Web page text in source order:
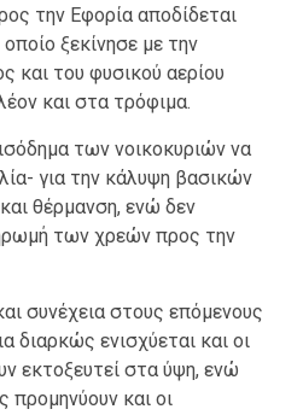
την Εφορία αποδίδεται
ξεκίνησε με την
και του φυσικού αερίου
και στα τρόφιμα.
των νοικοκυριών να
για την κάλυψη βασικών
θέρμανση, ενώ δεν
των χρεών προς την
συνέχεια στους επόμενους
διαρκώς ενισχύεται και οι
εκτοξευτεί στα ύψη, ενώ
προμηνύουν και οι